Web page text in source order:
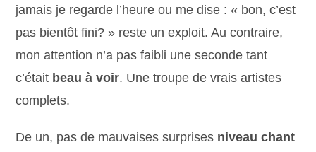
jamais je regarde l’heure ou me dise : « bon, c’est
pas bientôt fini? » reste un exploit. Au contraire,
mon attention n’a pas faibli une seconde tant
c’était beau à voir. Une troupe de vrais artistes
complets.
De un, pas de mauvaises surprises niveau chant